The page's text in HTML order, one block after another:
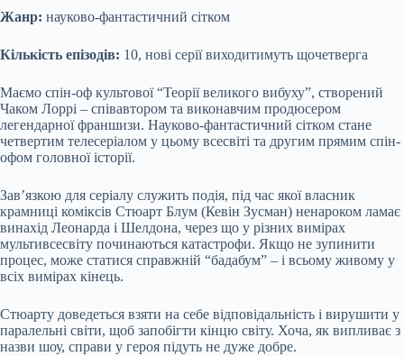
Жанр: науково-фантастичний сітком
Кількість епізодів: 10, нові серії виходитимуть щочетверга
Маємо спін-оф культової “Теорії великого вибуху”, створений
Чаком Лоррі – співавтором та виконавчим продюсером
легендарної франшизи. Науково-фантастичний сітком стане
четвертим телесеріалом у цьому всесвіті та другим прямим спін-
офом головної історії.
Зав’язкою для серіалу служить подія, під час якої власник
крамниці коміксів Стюарт Блум (Кевін Зусман) ненароком ламає
винахід Леонарда і Шелдона, через що у різних вимірах
мультивсесвіту починаються катастрофи. Якщо не зупинити
процес, може статися справжній “бадабум” – і всьому живому у
всіх вимірах кінець.
Стюарту доведеться взяти на себе відповідальність і вирушити у
паралельні світи, щоб запобігти кінцю світу. Хоча, як випливає з
назви шоу, справи у героя підуть не дуже добре.